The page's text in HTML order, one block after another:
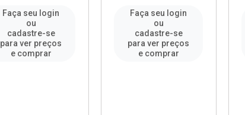
Faça seu login
ou
cadastre-se
para ver preços
e comprar
Faça seu login
ou
cadastre-se
para ver preços
e comprar